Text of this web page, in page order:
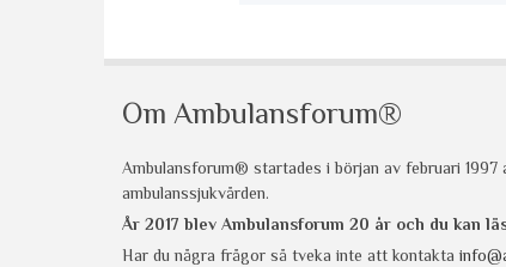
Om Ambulansforum®
Ambulansforum® startades i början av februari
ambulanssjukvården.
År 2017 blev Ambulansforum 20 år och du kan
Har du några frågor så tveka inte att kontakta